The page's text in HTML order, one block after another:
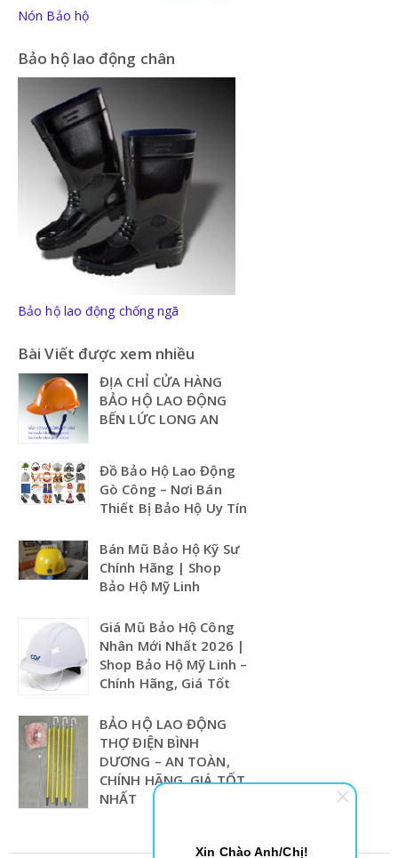
Nón Bảo hộ
Bảo hộ lao động chân
Bảo hộ lao động chống ngã
Bài Viết được xem nhiều
ĐỊA CHỈ CỬA HÀNG
BẢO HỘ LAO ĐỘNG
BẾN LỨC LONG AN
Đồ Bảo Hộ Lao Động
Gò Công – Nơi Bán
Thiết Bị Bảo Hộ Uy Tín
Bán Mũ Bảo Hộ Kỹ Sư
Chính Hãng | Shop
Bảo Hộ Mỹ Linh
Giá Mũ Bảo Hộ Công
Nhân Mới Nhất 2026 |
Shop Bảo Hộ Mỹ Linh –
Chính Hãng, Giá Tốt
BẢO HỘ LAO ĐỘNG
THỢ ĐIỆN BÌNH
DƯƠNG – AN TOÀN,
CHÍNH HÃNG, GIÁ TỐT
NHẤT
Xin Chào Anh/Chị!